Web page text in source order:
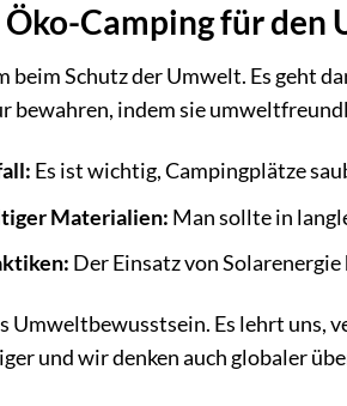
Camping für den
Schutz der Umwelt. Es geht
bewahren, indem sie
Es ist wichtig, Campingplätze
Materialien: Man sollte in
Der Einsatz von
Umweltbewusstsein. Es lehrt
und wir denken auch globaler